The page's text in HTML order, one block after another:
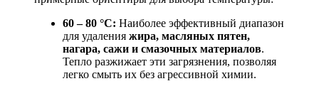
60 – 80 °C: Наиболее эффективный диапазон
для удаления жира, масляных пятен,
нагара, сажи и смазочных материалов.
Тепло разжижает эти загрязнения, позволяя
легко смыть их без агрессивной химии.